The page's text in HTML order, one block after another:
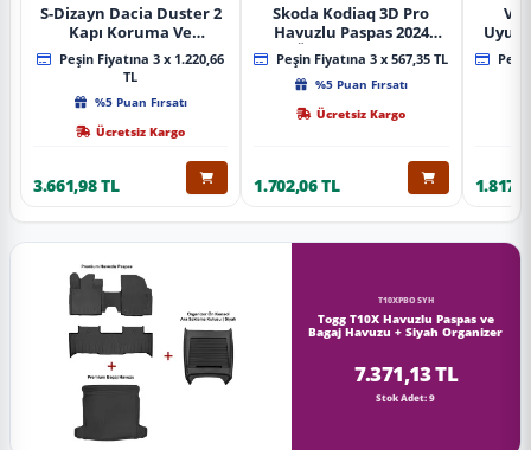
S-Dizayn Dacia Duster 2
Kapı Koruma Ve
Çamurluk Kaplaması
Dodik Seti 2018 Üzeri A+
Kalite
Peşin Fiyatına 3 x 1.220,66
TL
%5 Puan Fırsatı
Ücretsiz Kargo
3.661,98 TL
Skoda Kodiaq 3D Pro
Havuzlu Paspas 2024
Üzeri A+ Kalite
Peşin Fiyatına 3 x 567,35 TL
%5 Puan Fırsatı
Ücretsiz Kargo
1.702,06 TL
Yan
T10XPBOSYH
Togg T10X Havuzlu Paspas ve
Bagaj Havuzu + Siyah Organizer
7.371,13 TL
Stok Adet: 9